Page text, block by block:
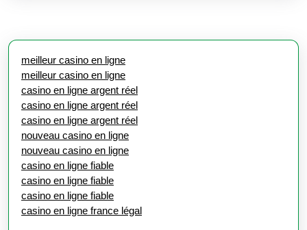
meilleur casino en ligne
meilleur casino en ligne
casino en ligne argent réel
casino en ligne argent réel
casino en ligne argent réel
nouveau casino en ligne
nouveau casino en ligne
casino en ligne fiable
casino en ligne fiable
casino en ligne fiable
casino en ligne france légal